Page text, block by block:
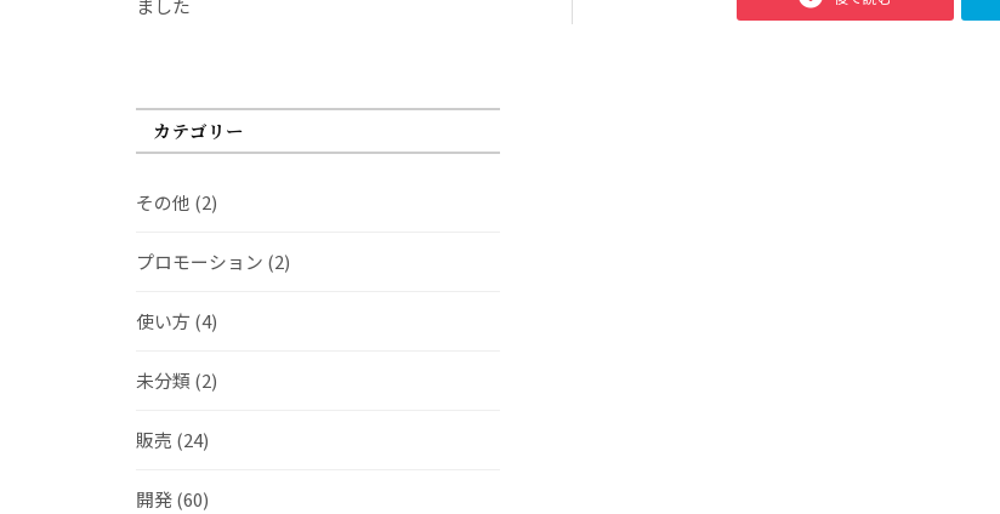
ました
カテゴリー
その他 (2)
プロモーション (2)
使い方 (4)
未分類 (2)
販売 (24)
開発(60)